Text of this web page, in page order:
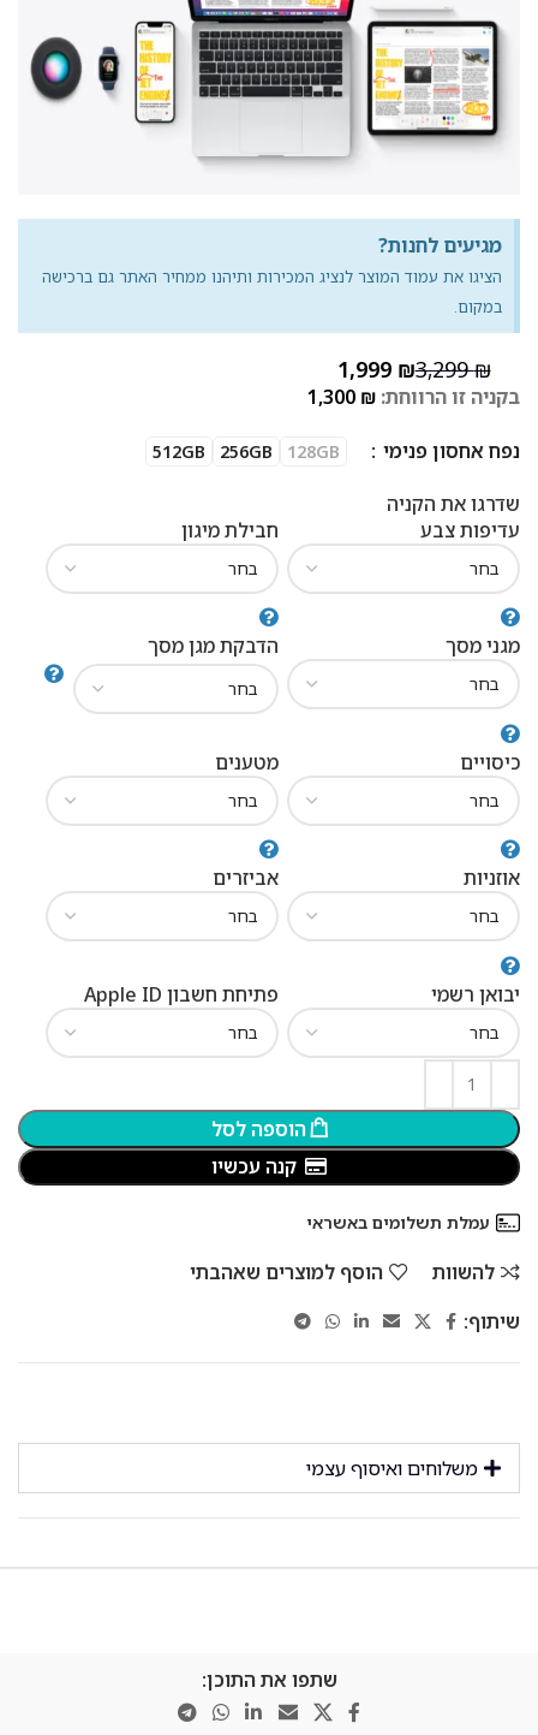
מגיעים לחנות?
הציגו את עמוד המוצר לנציג המכירות ותיהנו ממחיר האתר גם ברכישה
במקום.
3,299₪
1,999 ₪
בקניה זו הרווחת: 1,300 ₪
נפח אחסון פנימי 128GB
256GB
512GB
שדרגו את הקניה
עדיפות צבע
חבילת מיגון
מגני מסך הדבקת מגן מסך
כיסויים מטענים
אוזניות אביזרים
יבואן רשמי פתיחת חשבון Apple ID
הוספה לסל
עמלת תשלומים באשראי
להשוות
הוסף למוצרים שאהבתי
שיתוף:
משלוחים ואיסוף עצמי
שתפו את התוכן: